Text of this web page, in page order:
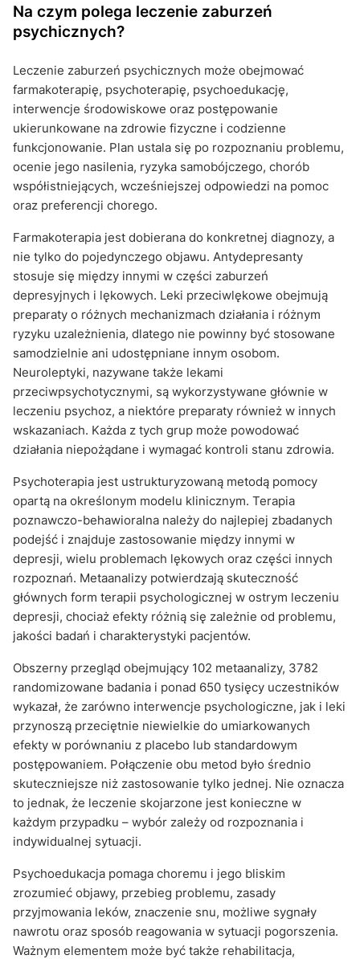
Na czym polega leczenie zaburzeń
psychicznych?
Leczenie zaburzeń psychicznych może obejmować
farmakoterapię, psychoterapię, psychoedukację,
interwencje środowiskowe oraz postępowanie
ukierunkowane na zdrowie fizyczne i codzienne
funkcjonowanie. Plan ustala się po rozpoznaniu problemu,
ocenie jego nasilenia, ryzyka samobójczego, chorób
współistniejących, wcześniejszej odpowiedzi na pomoc
oraz preferencji chorego.
Farmakoterapia jest dobierana do konkretnej diagnozy, a
nie tylko do pojedynczego objawu. Antydepresanty
stosuje się między innymi w części zaburzeń
depresyjnych i lękowych. Leki przeciwlękowe obejmują
preparaty o różnych mechanizmach działania i różnym
ryzyku uzależnienia, dlatego nie powinny być stosowane
samodzielnie ani udostępniane innym osobom.
Neuroleptyki, nazywane także lekami
przeciwpsychotycznymi, są wykorzystywane głównie w
leczeniu psychoz, a niektóre preparaty również w innych
wskazaniach. Każda z tych grup może powodować
działania niepożądane i wymagać kontroli stanu zdrowia.
Psychoterapia jest ustrukturyzowaną metodą pomocy
opartą na określonym modelu klinicznym. Terapia
poznawczo-behawioralna należy do najlepiej zbadanych
podejść i znajduje zastosowanie między innymi w
depresji, wielu problemach lękowych oraz części innych
rozpoznań. Metaanalizy potwierdzają skuteczność
głównych form terapii psychologicznej w ostrym leczeniu
depresji, chociaż efekty różnią się zależnie od problemu,
jakości badań i charakterystyki pacjentów.
Obszerny przegląd obejmujący 102 metaanalizy, 3782
randomizowane badania i ponad 650 tysięcy uczestników
wykazał, że zarówno interwencje psychologiczne, jak i leki
przynoszą przeciętnie niewielkie do umiarkowanych
efekty w porównaniu z placebo lub standardowym
postępowaniem. Połączenie obu metod było średnio
skuteczniejsze niż zastosowanie tylko jednej. Nie oznacza
to jednak, że leczenie skojarzone jest konieczne w
każdym przypadku – wybór zależy od rozpoznania i
indywidualnej sytuacji.
Psychoedukacja pomaga choremu i jego bliskim
zrozumieć objawy, przebieg problemu, zasady
przyjmowania leków, znaczenie snu, możliwe sygnały
nawrotu oraz sposób reagowania w sytuacji pogorszenia.
Ważnym elementem może być także rehabilitacja,